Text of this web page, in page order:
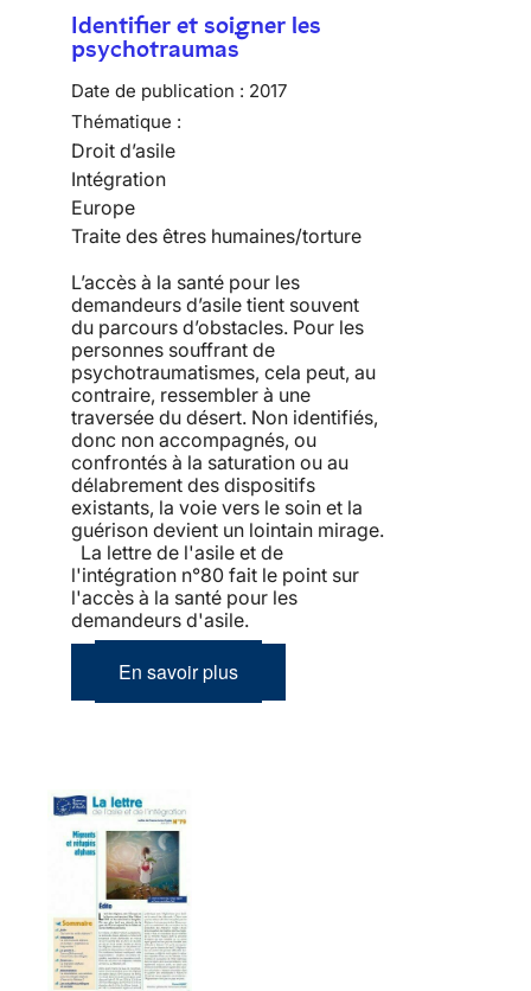
Identifier et soigner les
psychotraumas
Date de publication : 2017
Thématique :
Droit d’asile
Intégration
Europe
Traite des êtres humaines/torture
L’accès à la santé pour les
demandeurs d’asile tient souvent
du parcours d’obstacles. Pour les
personnes souffrant de
psychotraumatismes, cela peut, au
contraire, ressembler à une
traversée du désert. Non identifiés,
donc non accompagnés, ou
confrontés à la saturation ou au
délabrement des dispositifs
existants, la voie vers le soin et la
guérison devient un lointain mirage.
La lettre de l'asile et de
l'intégration n°80 fait le point sur
l'accès à la santé pour les
demandeurs d'asile.
En savoir plus